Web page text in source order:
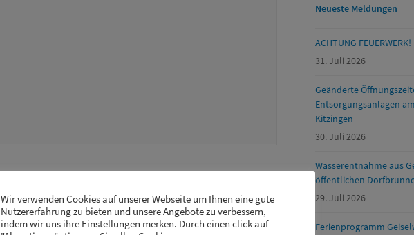
Neueste Meldungen
ACHTUNG FEUERWERK!
31. Juli 2026
Geänderte
Entsorgungsanlagen
Kitzingen
30. Juli 2026
Wasserentnahme aus
öffentlichen
29. Juli 2026
Ferienprogramm
Wir verwenden Cookies auf unserer Webseite um Ihnen eine gute
Nutzererfahrung zu bieten und unsere Angebote zu verbessern,
indem wir uns ihre Einstellungen merken. Durch einen click auf